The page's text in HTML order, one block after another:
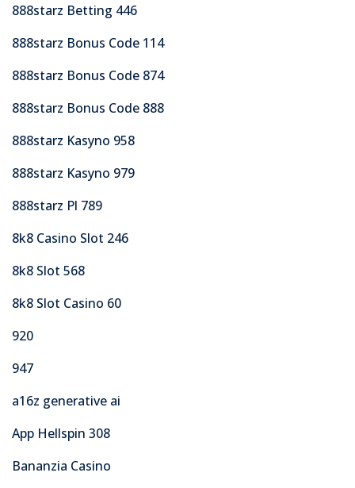
888starz Betting 446
888starz Bonus Code 114
888starz Bonus Code 874
888starz Bonus Code 888
888starz Kasyno 958
888starz Kasyno 979
888starz Pl 789
8k8 Casino Slot 246
8k8 Slot 568
8k8 Slot Casino 60
920
947
a16z generative ai
App Hellspin 308
Bananzia Casino